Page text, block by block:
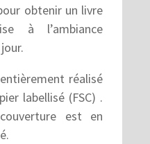
obtenir un livre
à l’ambiance
réalisé
labellisé (FSC) .
est en